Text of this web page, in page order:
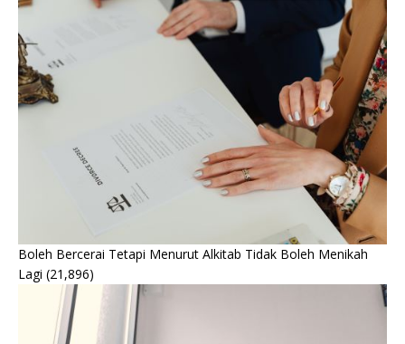
Boleh Bercerai Tetapi Menurut Alkitab Tidak Boleh Menikah
Lagi (21,896)